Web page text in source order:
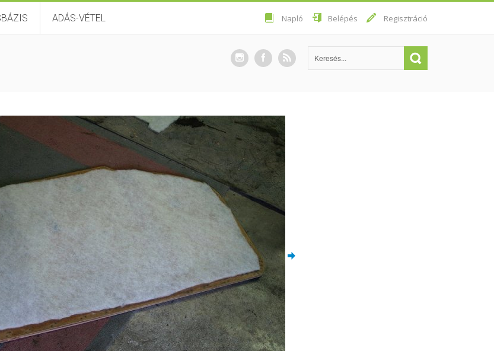
ADÁS-VÉTEL Napló Belépés Regisztráció